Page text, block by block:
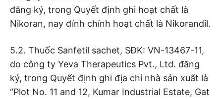
đăng ký, trong Quyết định ghi hoạt chất là
Nikoran, nay đính chính hoạt chất là Nikorandil.
5.2. Thuốc Sanfetil sachet, SĐK: VN-13467-11,
do công ty Yeva Therapeutics Pvt., Ltd. đăng
ký, trong Quyết định ghi địa chỉ nhà sản xuất là
“Plot No. 11 and 12, Kumar Industrial Estate, Gat